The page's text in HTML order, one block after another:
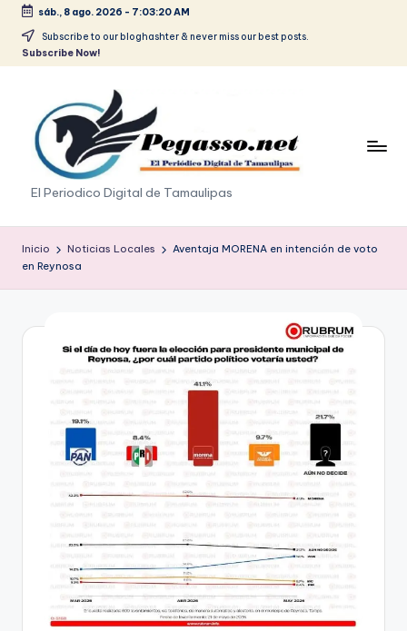
Saltar
sáb., 8 ago. 2026 - 7:03:20 AM
Subscribe to our bloghashter & never miss our best posts.
Subscribe Now!
p
e
g
a
El Periodico Digital de Tamaulipas
Inicio Noticias Locales
Aventaja MORENA en intención de voto
en Reynosa